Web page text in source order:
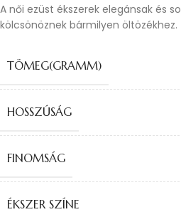
A női ezüst ékszerek elegánsak és
kölcsönöznek bármilyen öltözékhez.
TÖMEG(GRAMM)
HOSSZÚSÁG
FINOMSÁG
ÉKSZER SZÍNE